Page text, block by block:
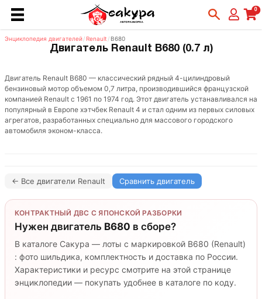
0
Энциклопедия двигателей/ Renault / B680
Двигатель Renault B680 (0.7 л)
Двигатель Renault B680 — классический рядный 4-цилиндровый
бензиновый мотор объемом 0,7 литра, производившийся французской
компанией Renault с 1961 по 1974 год. Этот двигатель устанавливался на
популярный в Европе хэтчбек Renault 4 и стал одним из первых силовых
агрегатов, разработанных специально для массового городского
автомобиля эконом-класса.
← Все двигатели Renault Сравнить двигатель
КОНТРАКТНЫЙ ДВС С ЯПОНСКОЙ РАЗБОРКИ
Нужен двигатель B680 в сборе?
В каталоге Сакура — лоты с маркировкой B680 (Renault)
: фото шильдика, комплектность и доставка по России.
Характеристики и ресурс смотрите на этой странице
энциклопедии — покупать удобнее в каталоге по коду.